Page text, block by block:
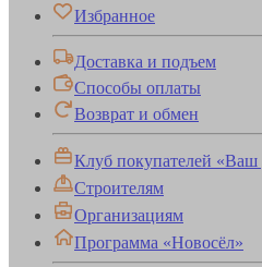
Избранное
Доставка и подъем
Способы оплаты
Возврат и обмен
Клуб покупателей
Строителям
Организациям
Программа «Новосёл»